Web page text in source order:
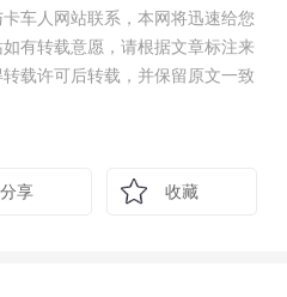
车人网站联系，本网将迅速给您
有转载意愿，请根据文章标注来
载许可后转载，并保留原文一致
分享 收藏